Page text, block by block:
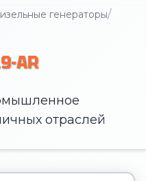
генераторы/
AR
отраслей